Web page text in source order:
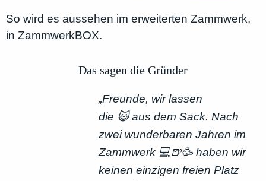
So wird es aussehen im erweiterten Zammwerk,
in ZammwerkBOX.
Das sagen die Gründer
„Freunde, wir lassen
die 😺 aus dem Sack. Nach
zwei wunderbaren Jahren im
Zammwerk 💻🍺🥳 haben wir
keinen einzigen freien Platz